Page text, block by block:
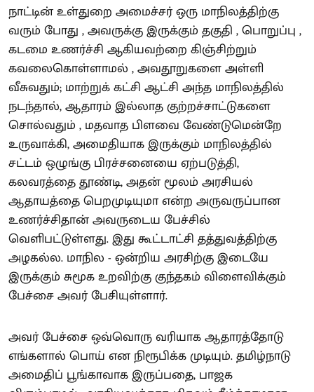
நாட்டின் உள்துறை அமைச்சர் ஒரு மாநிலத்திற்கு
வரும் போது , அவருக்கு இருக்கும் தகுதி , பொறுப்பு ,
கடமை உணர்ச்சி ஆகியவற்றை கிஞ்சிற்றும்
கவலைகொள்ளாமல் , அவதூறுகளை அள்ளி
வீசுவதும்; மாற்றுக் கட்சி ஆட்சி அந்த மாநிலத்தில்
நடந்தால், ஆதாரம் இல்லாத குற்றச்சாட்டுகளை
சொல்வதும் , மதவாத பிளவை வேண்டுமென்றே
உருவாக்கி, அமைதியாக இருக்கும் மாநிலத்தில்
சட்டம் ஒழுங்கு பிரச்சனையை ஏற்படுத்தி,
கலவரத்தை தூண்டி, அதன் மூலம் அரசியல்
ஆதாயத்தை பெறமுடியுமா என்ற அருவருப்பான
உணர்ச்சிதான் அவருடைய பேச்சில்
வெளிபட்டுள்ளது. இது கூட்டாட்சி தத்துவத்திற்கு
அழகல்ல. மாநில - ஒன்றிய அரசிற்கு இடையே
இருக்கும் சுமூக உறவிற்கு குந்தகம் விளைவிக்கும்
பேச்சை அவர் பேசியுள்ளார்.
அவர் பேச்சை ஒவ்வொரு வரியாக ஆதாரத்தோடு
எங்களால் பொய் என நிரூபிக்க முடியும். தமிழ்நாடு
அமைதிப் பூங்காவாக இருப்பதை, பாஜக